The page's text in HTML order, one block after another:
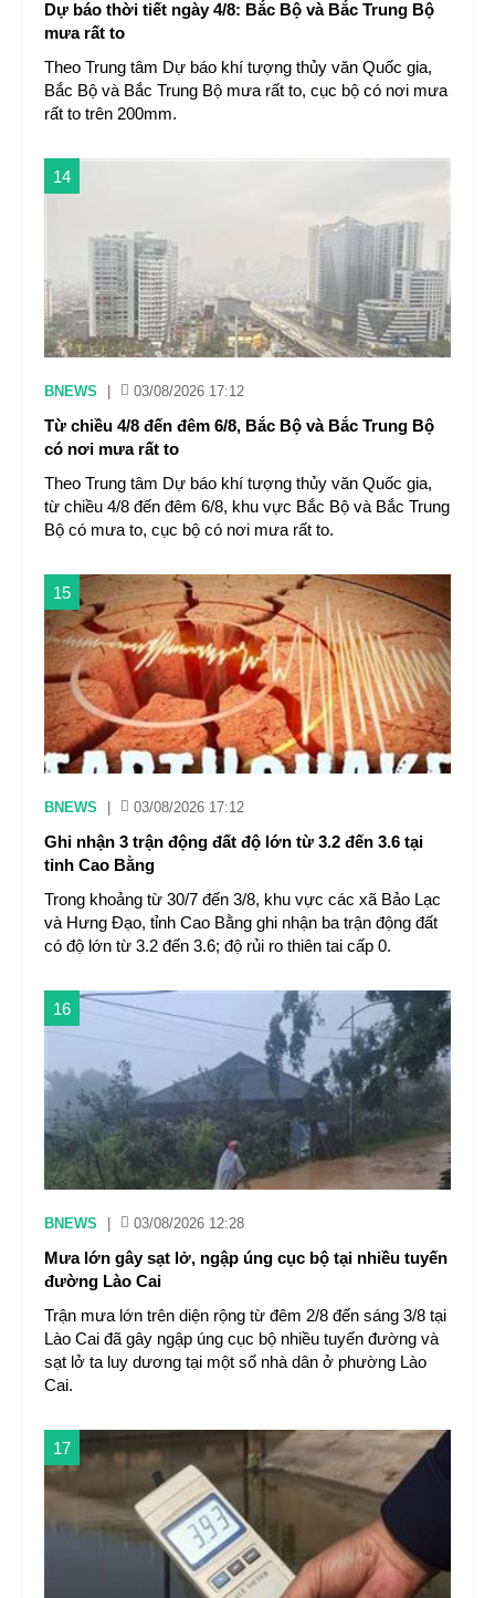
Dự báo thời tiết ngày 4/8: Bắc Bộ và Bắc Trung Bộ
mưa rất to
Theo Trung tâm Dự báo khí tượng thủy văn Quốc gia,
Bắc Bộ và Bắc Trung Bộ mưa rất to, cục bộ có nơi mưa
rất to trên 200mm.
14
BNEWS 03/08/2026 17:12
Từ chiều 4/8 đến đêm 6/8, Bắc Bộ và Bắc Trung Bộ
có nơi mưa rất to
Theo Trung tâm Dự báo khí tượng thủy văn Quốc gia,
từ chiều 4/8 đến đêm 6/8, khu vực Bắc Bộ và Bắc Trung
Bộ có mưa to, cục bộ có nơi mưa rất to.
15
BNEWS 03/08/2026 17:12
Ghi nhận 3 trận động đất độ lớn từ 3.2 đến 3.6 tại
tỉnh Cao Bằng
Trong khoảng từ 30/7 đến 3/8, khu vực các xã Bảo Lạc
và Hưng Đạo, tỉnh Cao Bằng ghi nhận ba trận động đất
có độ lớn từ 3.2 đến 3.6; độ rủi ro thiên tai cấp 0.
16
BNEWS 03/08/2026 12:28
Mưa lớn gây sạt lở, ngập úng cục bộ tại nhiều tuyến
đường Lào Cai
Trận mưa lớn trên diện rộng từ đêm 2/8 đến sáng 3/8 tại
Lào Cai đã gây ngập úng cục bộ nhiều tuyến đường và
sạt lở ta luy dương tại một số nhà dân ở phường Lào
Cai.
17